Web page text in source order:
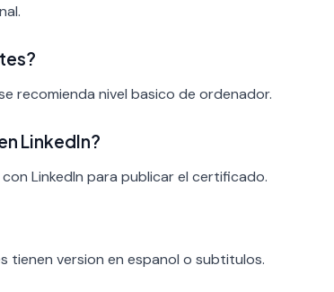
recomienda nivel basico de ordenador.
LinkedIn?
LinkedIn para publicar el certificado.
tienen version en espanol o subtitulos.